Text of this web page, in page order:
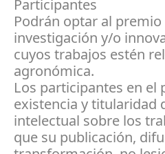
Participantes
Podrán optar al
investigación y/o
cuyos trabajos estén
agronómica.
Los participantes en
existencia y titularidad
intelectual sobre los
que su publicación,